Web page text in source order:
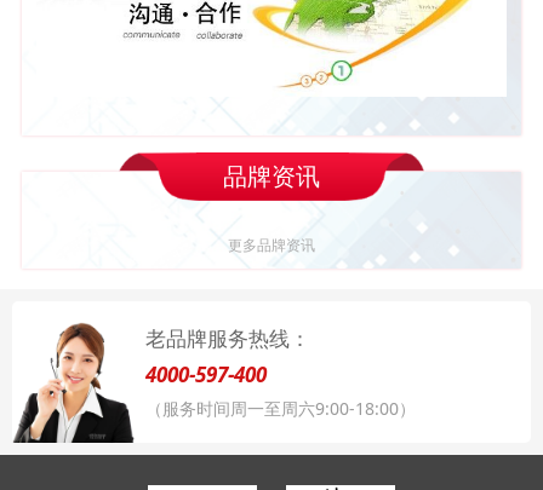
品牌资讯
更多品牌资讯
老品牌服务热线：
4000-597-400
（服务时间周一至周六9:00-18:00）